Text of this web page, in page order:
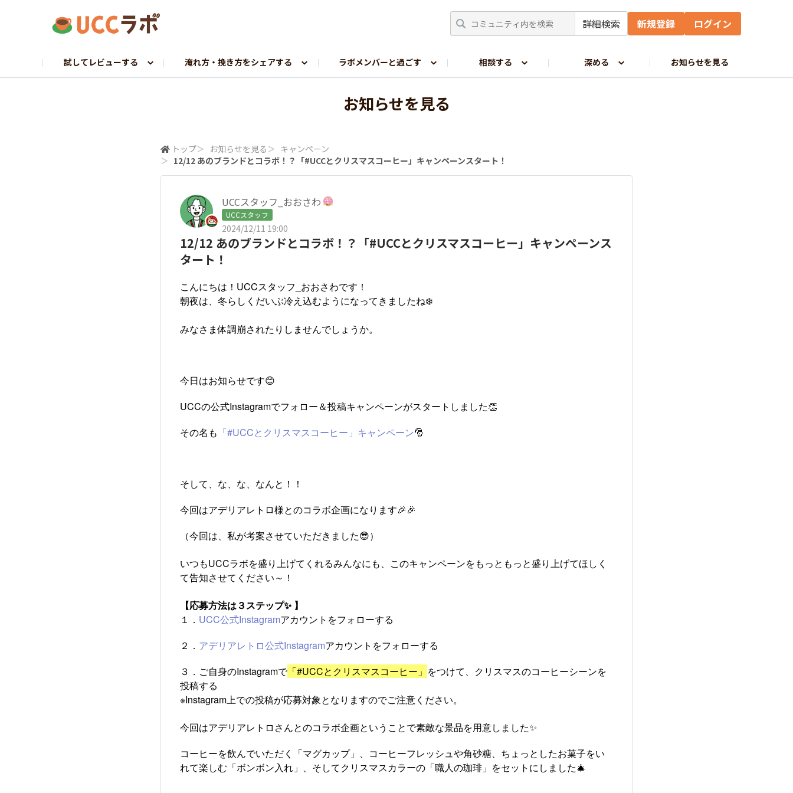
詳細検索 新規登録 ログイン
試してレビューする 淹れ方・挽き方をシェアする ラボメンバーと過ごす 相談する 深める お知らせを見る
お知らせを見る
トップ＞ お知らせを見る ＞ キャンペーン
＞ 12/12 あのブランドとコラボ！？「#UCCとクリスマスコーヒー」キャンペーンスタート！
UCCスタッフ_おおさわ
UCCスタッフ
2024/12/11 19:00
12/12 あのブランドとコラボ！？「#UCCとクリスマスコーヒー」キャンペーンス
タート！
こんにちは！UCCスタッフ_おおさわです！
朝夜は、冬らしくだいぶ冷え込むようになってきましたね❄️
みなさま体調崩されたりしませんでしょうか️。
今日はお知らせです😊
UCCの公式Instagramでフォロー＆投稿キャンペーンがスタートしました👏
その名も 「#UCCとクリスマスコーヒー」キャンペーン🎅
そして、な、な、なんと！！
今回はアデリアレトロ様とのコラボ企画になります🎉🎉
（今回は、私が考案させていただきました😎）
いつもUCCラボを盛り上げてくれるみんなにも、このキャンペーンをもっともっと盛り上げてほしく
て告知させてください～！
【応募方法は３ステップ✨ 】
１． UCC公式Instagramアカウントをフォローする
２． アデリアレトロ公式Instagramアカウントをフォローする
３．ご自身のInstagramで 「#UCCとクリスマスコーヒー」 をつけて、クリスマスのコーヒーシーンを
投稿する
※Instagram上での投稿が応募対象となりますのでご注意ください。
今回はアデリアレトロさんとのコラボ企画ということで素敵な景品を用意しました✨
コーヒーを飲んでいただく「マグカップ」、コーヒーフレッシュや角砂糖、ちょっとしたお菓子をい
れて楽しむ「ボンボン入れ」、そしてクリスマスカラーの「職人の珈琲」をセットにしました🎄